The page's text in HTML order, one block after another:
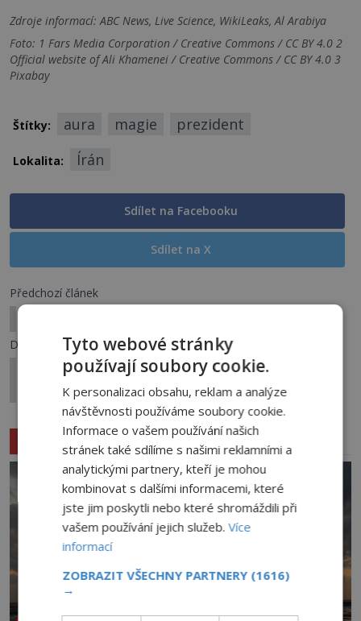
Zdroje informací: ABC News, Live Science, WikiLeaks, Al Arabiya
Foto: 1 Fars Media Corporation / Creative Commons / CC BY 4.0 2
Official website of Ali Khamenei / Creative Commons / CC BY 4.0 3
Pixabay
Štítky: aura magie prezident
Lokalita: Írán
Sdílet na Facebooku
Sdílet na X
Předchozí článek
Další článek
Zmizeli beze stopy! Lodě duchů, které skrývají
největší záhadu oceánu
Související články
Tyto webové stránky
používají soubory cookie.
K personalizaci obsahu, reklam a analýze
návštěvnosti používáme soubory cookie.
Informace o vašem používání našich
stránek také sdílíme s našimi reklamními a
analytickými partnery, kteří je mohou
kombinovat s dalšími informacemi, které
jste jim poskytli nebo které shromáždili při
vašem používání jejich služeb.Více
informací
ZOBRAZIT VŠECHNY PARTNERY (1616)
→